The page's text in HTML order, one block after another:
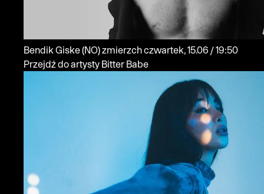
Bendik Giske(NO)zmierzch
czwartek, 15.06 / 19:50
Przejdź do artysty Bitter Babe